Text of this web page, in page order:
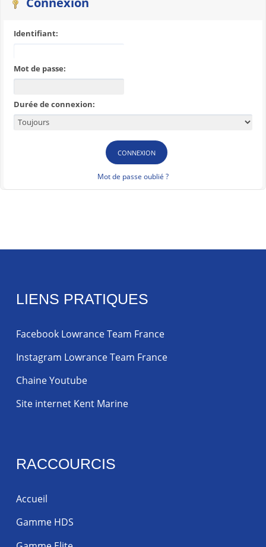
Identifiant:
Mot de passe:
Durée de connexion:
Mot de passe oublié ?
LIENS PRATIQUES
Facebook Lowrance Team France
Instagram Lowrance Team France
Chaine Youtube
Site internet Kent Marine
RACCOURCIS
Accueil
Gamme HDS